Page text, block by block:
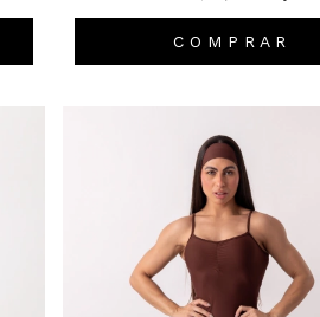
C O M P R A R